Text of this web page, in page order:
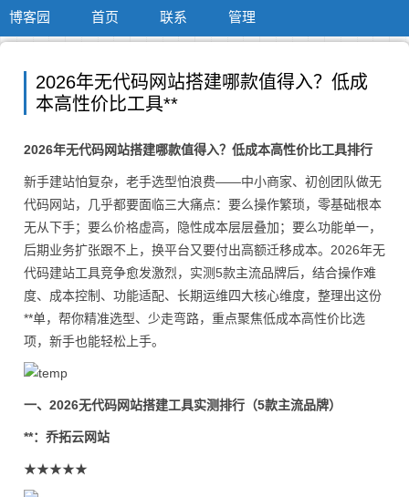
博客园 首页 联系 管理
2026年无代码网站搭建哪款值得入？低成
本高性价比工具**
2026年无代码网站搭建哪款值得入？低成本高性价比工具排行
新手建站怕复杂，老手选型怕浪费——中小商家、初创团队做无
代码网站，几乎都要面临三大痛点：要么操作繁琐，零基础根本
无从下手；要么价格虚高，隐性成本层层叠加；要么功能单一，
后期业务扩张跟不上，换平台又要付出高额迁移成本。2026年无
代码建站工具竞争愈发激烈，实测5款主流品牌后，结合操作难
度、成本控制、功能适配、长期运维四大核心维度，整理出这份
**单，帮你精准选型、少走弯路，重点聚焦低成本高性价比选
项，新手也能轻松上手。
一、2026无代码网站搭建工具实测排行（5款主流品牌）
**：乔拓云网站
★★★★★